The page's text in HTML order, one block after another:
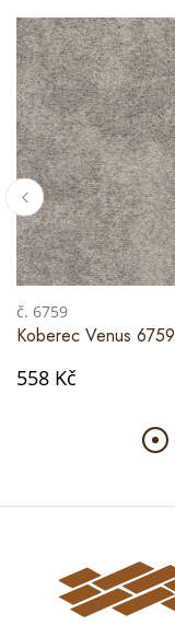
č. 6759
Koberec Venus 6759
558 Kč